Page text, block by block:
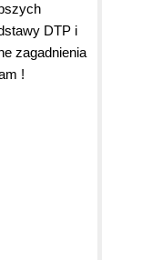
DTP i
zagadnienia
!